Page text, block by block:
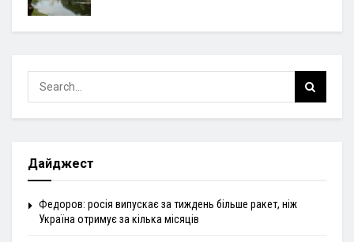
Дайджест
Федоров: росія випускає за тиждень більше ракет, ніж
Україна отримує за кілька місяців